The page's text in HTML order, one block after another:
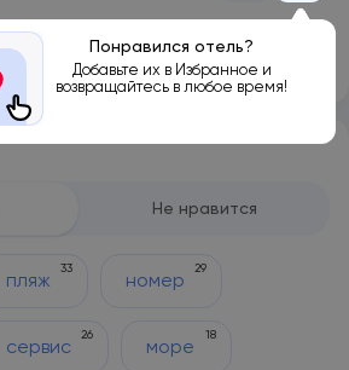
Понравился отель?
Добавьте их в Избранное и
возвращайтесь в любое время!
Не нравится
пляж
33
номер
29
сервис
26
море
18